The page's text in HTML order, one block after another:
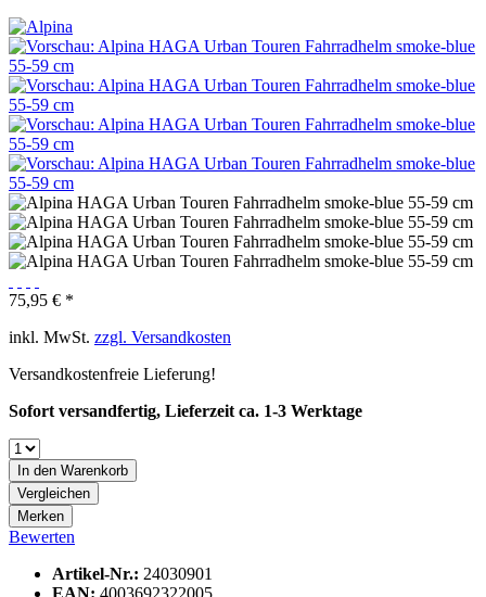
75,95 € *
inkl. MwSt. zzgl. Versandkosten
Versandkostenfreie Lieferung!
Sofort versandfertig, Lieferzeit ca. 1-3 Werktage
In den Warenkorb
Vergleichen
Merken
Bewerten
Artikel-Nr.: 24030901
EAN: 4003692322005